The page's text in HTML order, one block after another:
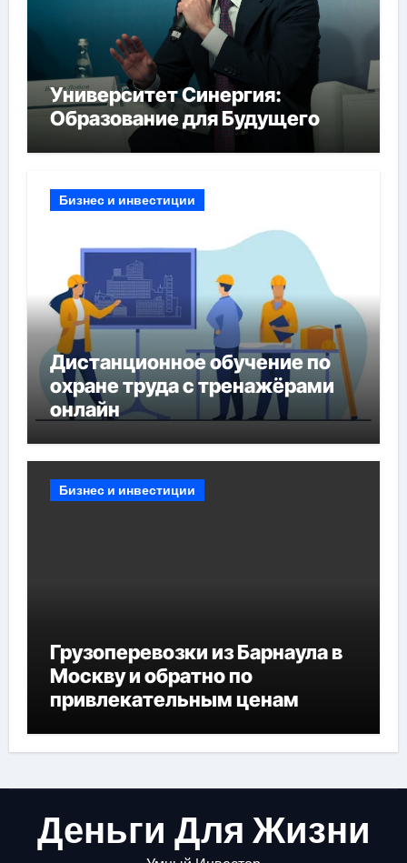
Университет Синергия:
Образование для Будущего
Бизнес и инвестиции
Дистанционное обучение по
охране труда с тренажёрами
онлайн
Бизнес и инвестиции
Грузоперевозки из Барнаула в
Москву и обратно по
привлекательным ценам
Деньги Для Жизни